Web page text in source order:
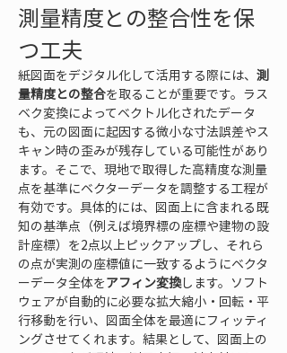
測量精度との整合性を保
つ工夫
紙図面をデジタル化して活用する際には、 測
量精度との整合を取ることが重要です。ラス
ベク変換によってベクトル化されたデータ
も、元の図面に起因する微小な寸法誤差やス
キャン時の歪みが残存している可能性があり
ます。そこで、現地で取得した高精度な測量
点を基準にベクターデータを調整する工程が
有効です。具体的には、図面上に含まれる既
知の基準点（例えば境界標の座標や建物の設
計座標）を2点以上ピックアップし、それら
の点が実測の座標値に一致するようにベクタ
ーデータ全体をアフィン変換します。ソフト
ウェアが自動的に必要な拡大縮小・回転・平
行移動を行い、図面全体を最適にフィッティ
ングさせてくれます。結果として、図面上の